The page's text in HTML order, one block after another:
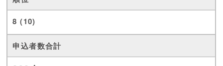
8 (10)